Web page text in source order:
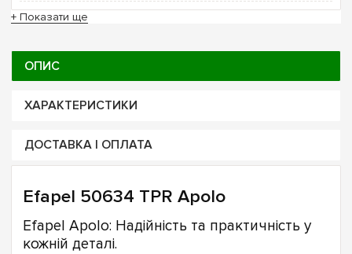
+ Показати ще
ОПИС
ХАРАКТЕРИСТИКИ
ДОСТАВКА І ОПЛАТА
Efapel 50634 TPR Apolo
Efapel Apolo: Надійність та практичність у
кожній деталі.